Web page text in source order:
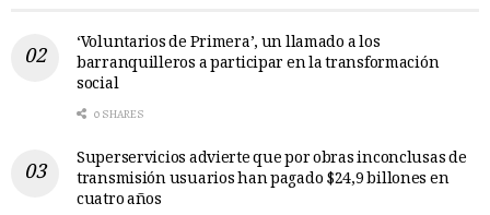
‘Voluntarios de Primera’, un llamado a los
barranquilleros a participar en la transformación
social
0 SHARES
Superservicios advierte que por obras inconclusas de
transmisión usuarios han pagado $24,9 billones en
cuatro años